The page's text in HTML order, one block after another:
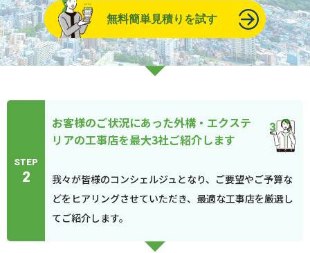
無料簡単見積りを試す
STEP
2
お客様のご状況にあった外構・エクステ
リアの工事店を最大3社ご紹介します
我々が皆様のコンシェルジュとなり、ご要望やご予算な
どをヒアリングさせていただき、最適な工事店を厳選し
てご紹介します。